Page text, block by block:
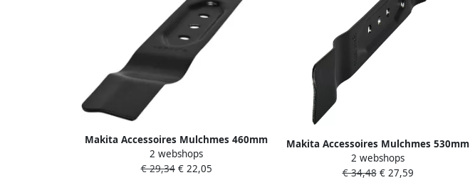
Makita Accessoires Mulchmes 460mm
191Y63-8
2 webshops
€ 29,34€ 22,05
Makita Accessoires Mulchmes 530mm
191Y65-4
2 webshops
€ 34,48€ 27,59